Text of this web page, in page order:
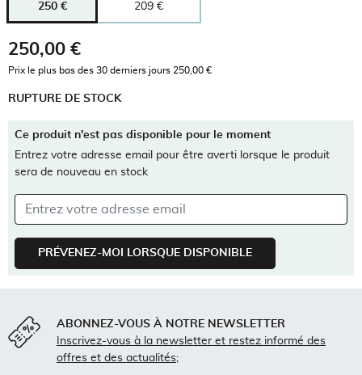
250 €
209 €
250,00 €
TTC
Prix le plus bas des 30 derniers jours 250,00 €
RUPTURE DE STOCK
Ce produit n'est pas disponible pour le moment
Entrez votre adresse email pour être averti lorsque le produit
sera de nouveau en stock
PRÉVENEZ-MOI LORSQUE DISPONIBLE
ABONNEZ-VOUS À NOTRE NEWSLETTER
Inscrivez-vous à la newsletter et restez informé des
offres et des actualités;